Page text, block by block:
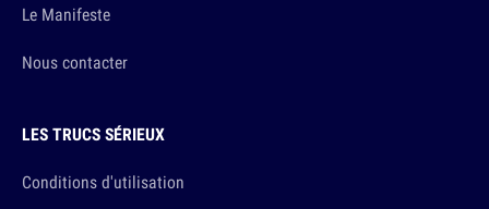
Le Manifeste
Nous contacter
LES TRUCS SÉRIEUX
Conditions d'utilisation